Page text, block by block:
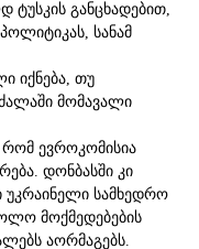
ტუსკის განცხადებით,
სანამ
იქნება, თუ
ძალაში მომავალი
ევროკომისია
დონბასში კი
უკრაინელი სამხედრო
მოქმედებების
აორმაგებს.